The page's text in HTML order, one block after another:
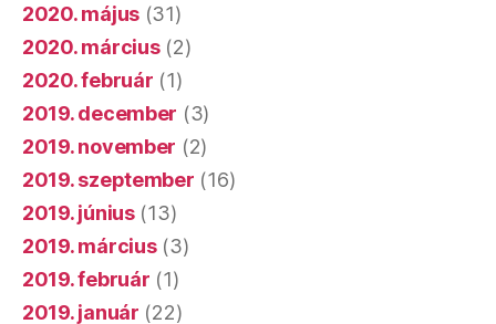
2020. május (31)
2020. március(2)
2020. február (1)
2019. december (3)
2019. november (2)
2019. szeptember (16)
2019. június(13)
2019. március(3)
2019. február (1)
2019. január (22)